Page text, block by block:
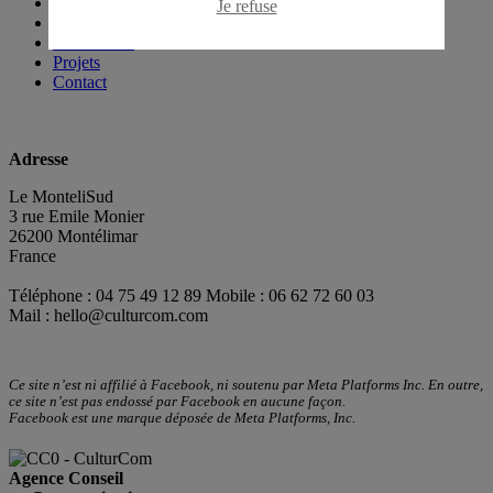
Projets
Contact
Adresse
Le MonteliSud
3 rue Emile Monier
26200 Montélimar
France
Téléphone : 04 75 49 12 89 Mobile : 06 62 72 60 03
Mail : hello@culturcom.com
Ce site n’est ni affilié à Facebook, ni soutenu par Meta Platforms Inc. En outre,
ce site n’est pas endossé par Facebook en aucune façon.
Facebook est une marque déposée de Meta Platforms, Inc.
Agence Conseil
Je refuse